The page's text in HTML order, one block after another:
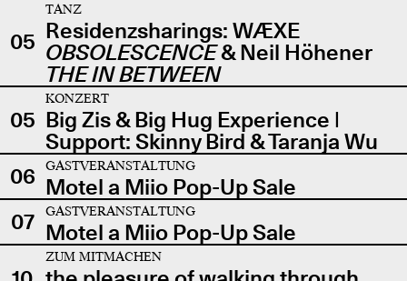
05
TANZ
Residenzsharings: WÆXE
OBSOLESCENCE& Neil Höhener
THE IN BETWEEN
05
KONZERT
Big Zis & Big Hug Experience |
Support: Skinny Bird & Taranja Wu
06
GASTVERANSTALTUNG
Motel a Miio Pop-Up Sale
07
GASTVERANSTALTUNG
Motel a Miio Pop-Up Sale
ZUM MITMACHEN